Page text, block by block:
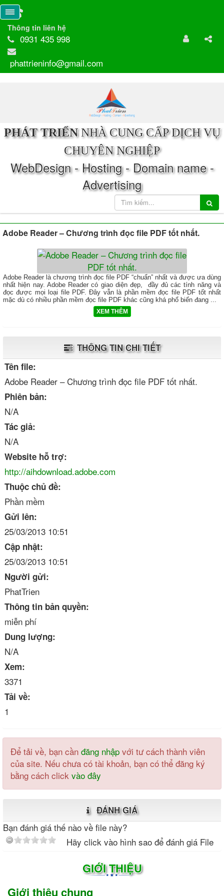
Thông tin liên hệ
0931 435 998
phattrieninfo@gmail.com
PHÁT TRIỂNNHÀ CUNG CẤP DỊCH VỤ
CHUYÊN NGHIỆP
WebDesign - Hosting - Domain name -
Advertising
Adobe Reader – Chương trình đọc file PDF tốt nhất.
Adobe Reader là chương trình đọc file PDF “chuẩn” nhất và được ưa dùng
nhất hiện nay. Adobe Reader có giao diện đẹp, đầy đủ các tính năng và
đọc được mọi loại file PDF. Đây vẫn là phần mềm đọc file PDF tốt nhất
mặc dù có nhiều phần mềm đọc file PDF khác cũng khá phổ biến đang ...
XEM THÊM
THÔNG TIN CHI TIẾT
Tên file:
Adobe Reader – Chương trình đọc file PDF tốt nhất.
Phiên bản:
N/A
Tác giả:
N/A
Website hỗ trợ:
http://aihdownload.adobe.com
Thuộc chủ đề:
Phần mềm
Gửi lên:
25/03/2013 10:51
Cập nhật:
25/03/2013 10:51
Người gửi:
PhatTrien
Thông tin bản quyền:
miễn phí
Dung lượng:
N/A
Xem:
3371
Tải về:
1
Để tải về, bạn cần đăng nhập với tư cách thành viên
của site. Nếu chưa có tài khoản, bạn có thể đăng ký
bằng cách click vào đây
ĐÁNH GIÁ
Bạn đánh giá thế nào về file này?
Hãy click vào hình sao để đánh giá File
GIỚI THIỆU
Giới thiệu chung